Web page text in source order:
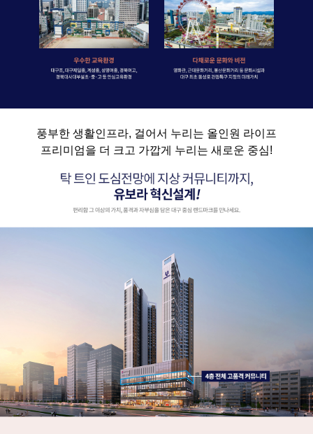
풍부한 생활인프라, 걸어서 누리는 올인원 라이프
프리미엄을 더 크고 가깝게 누리는 새로운 중심!